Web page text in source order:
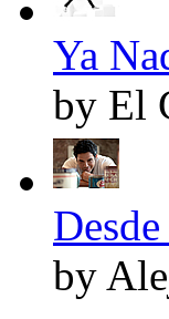
Ya
by El
by